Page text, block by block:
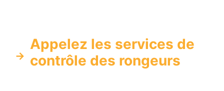
Appelez les services de
contrôle des rongeurs